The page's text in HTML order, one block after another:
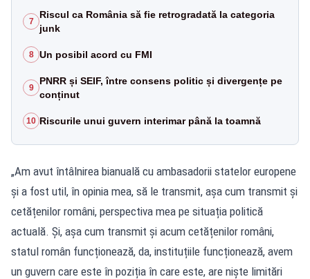
7
Riscul ca România să fie retrogradată la categoria
junk
8 Un posibil acord cu FMI
9
PNRR și SEIF, între consens politic și divergențe pe
conținut
10 Riscurile unui guvern interimar până la toamnă
„Am avut întâlnirea bianuală cu ambasadorii statelor europene
și a fost util, în opinia mea, să le transmit, așa cum transmit și
cetățenilor români, perspectiva mea pe situația politică
actuală. Și, așa cum transmit și acum cetățenilor români,
statul român funcționează, da, instituțiile funcționează, avem
un guvern care este în poziția în care este, are niște limitări